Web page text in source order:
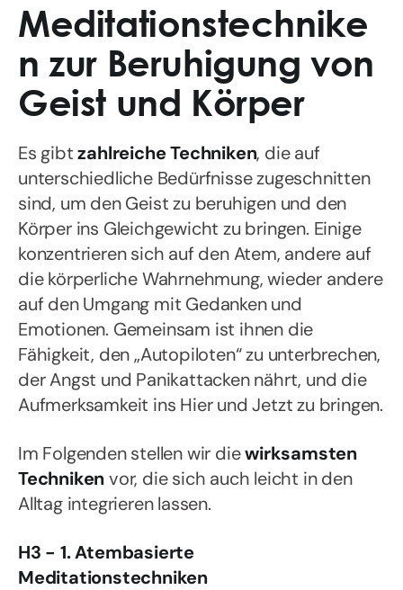
Meditationstechnike
n zur Beruhigung von
Geist und Körper
Es gibtzahlreiche Techniken, die auf
unterschiedliche Bedürfnisse zugeschnitten
sind, um den Geist zu beruhigen und den
Körper ins Gleichgewicht zu bringen. Einige
konzentrieren sich auf den Atem, andere auf
die körperliche Wahrnehmung, wieder andere
auf den Umgang mit Gedanken und
Emotionen. Gemeinsam ist ihnen die
Fähigkeit, den „Autopiloten“ zu unterbrechen,
der Angst und Panikattacken nährt, und die
Aufmerksamkeit ins Hier und Jetzt zu bringen.
Im Folgenden stellen wir diewirksamsten
Technikenvor, die sich auch leicht in den
Alltag integrieren lassen.
H3 - 1. Atembasierte
Meditationstechniken